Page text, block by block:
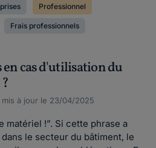
Professionnel
Frais professionnels
cas d'utilisation du
à jour le 23/04/2025
matériel !”. Si cette phrase a
le secteur du bâtiment, le